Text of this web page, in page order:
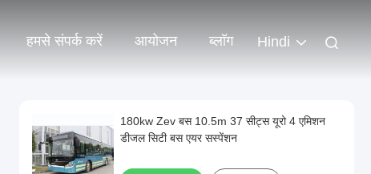
हमसे संपर्क करें आयोजन ब्लॉग Hindi
180kw Zev बस 10.5m 37 सीट्स यूरो 4 एमिशन
डीजल सिटी बस एयर सस्पेंशन